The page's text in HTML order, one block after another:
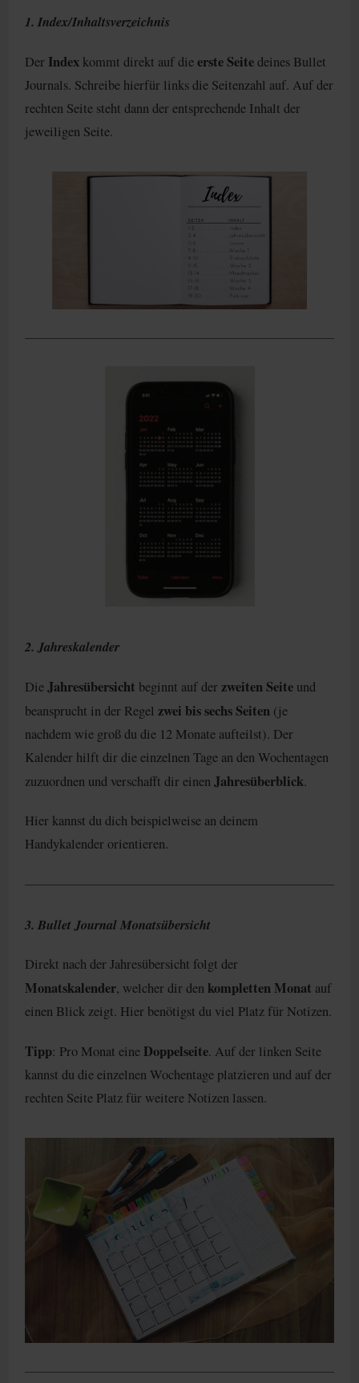
1. Index/Inhaltsverzeichnis
Der Index kommt direkt auf dieerste Seitedeines Bullet
Journals. Schreibe hierfür links die Seitenzahl auf. Auf der
rechten Seite steht dann der entsprechende Inhalt der
jeweiligen Seite.
2. Jahreskalender
DieJahresübersicht beginnt auf derzweiten Seite und
beansprucht in der Regelzwei bis sechs Seiten (je
nachdem wie groß du die 12 Monate aufteilst). Der
Kalender hilft dir die einzelnen Tage an den Wochentagen
zuzuordnen und verschafft dir einenJahresüberblick.
Hier kannst du dich beispielweise an deinem
Handykalender orientieren.
3. Bullet Journal Monatsübersicht
Direkt nach der Jahresübersicht folgt der
Monatskalender, welcher dir den kompletten Monat auf
einen Blick zeigt. Hier benötigst du viel Platz für Notizen.
Tipp: Pro Monat eine Doppelseite. Auf der linken Seite
kannst du die einzelnen Wochentage platzieren und auf der
rechten Seite Platz für weitere Notizen lassen.